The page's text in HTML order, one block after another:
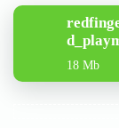
18 Mb